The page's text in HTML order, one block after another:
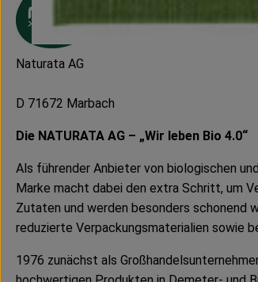
Naturata AG
D 71672 Marbach
Die NATURATA AG – „Wir leben Bio 4.0“
Als führender Anbieter von biologischen
Marke macht dabei den extra Schritt, um
Zutaten und werden besonders schonend
reduzierte Verpackungsmaterialien sowie
1976 zunächst als